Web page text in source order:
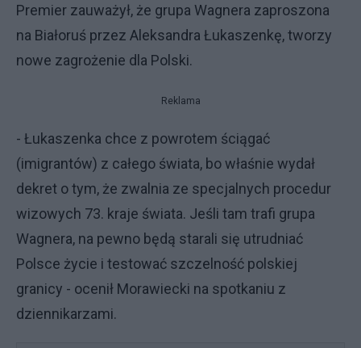
Premier zauważył, że grupa Wagnera zaproszona
na Białoruś przez Aleksandra Łukaszenkę, tworzy
nowe zagrożenie dla Polski.
Reklama
- Łukaszenka chce z powrotem ściągać
(imigrantów) z całego świata, bo właśnie wydał
dekret o tym, że zwalnia ze specjalnych procedur
wizowych 73. kraje świata. Jeśli tam trafi grupa
Wagnera, na pewno będą starali się utrudniać
Polsce życie i testować szczelność polskiej
granicy - ocenił Morawiecki na spotkaniu z
dziennikarzami.